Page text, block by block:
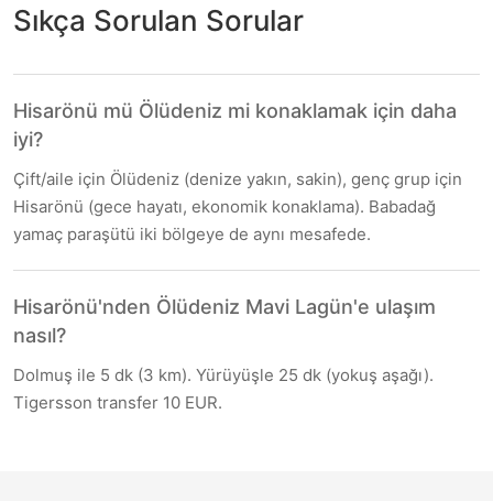
Sıkça Sorulan Sorular
Hisarönü mü Ölüdeniz mi konaklamak için daha
iyi?
Çift/aile için Ölüdeniz (denize yakın, sakin), genç grup için
Hisarönü (gece hayatı, ekonomik konaklama). Babadağ
yamaç paraşütü iki bölgeye de aynı mesafede.
Hisarönü'nden Ölüdeniz Mavi Lagün'e ulaşım
nasıl?
Dolmuş ile 5 dk (3 km). Yürüyüşle 25 dk (yokuş aşağı).
Tigersson transfer 10 EUR.